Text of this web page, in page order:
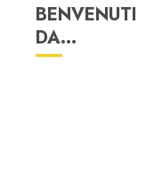
BENVENUTI
DA…